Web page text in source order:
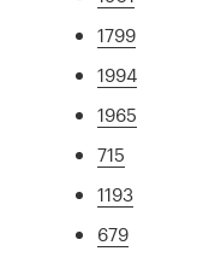
1799
1994
1965
715
1193
679